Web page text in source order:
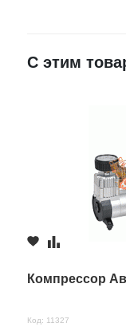
Недостатки
Комментарий
С этим
Компрессор
Код: 11327